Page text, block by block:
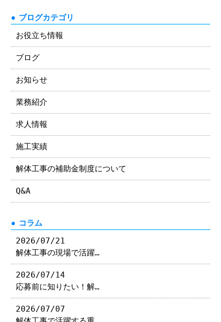
ブログカテゴリ
お役立ち情報
ブログ
お知らせ
業務紹介
求人情報
施工実績
解体工事の補助金制度について
Q&A
コラム
2026/07/21
解体工事の現場で活躍…
2026/07/14
応募前に知りたい！解…
2026/07/07